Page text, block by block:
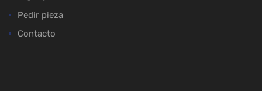
Pedir pieza
Contacto